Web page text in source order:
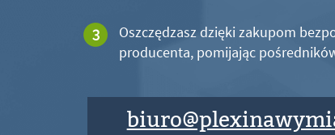
Oszczędzasz dzięki zakupom
producenta, pomijając